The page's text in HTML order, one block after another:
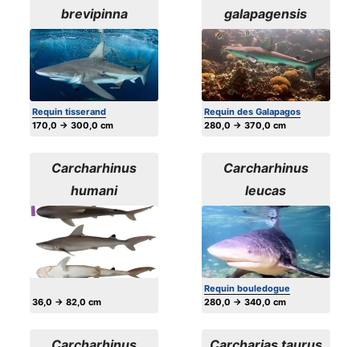
brevipinna
Requin tisserand
170,0 → 300,0 cm
galapagensis
Requin des Galapagos
280,0 → 370,0 cm
Carcharhinus
humani
36,0 → 82,0 cm
Carcharhinus
leucas
Requin bouledogue
280,0 → 340,0 cm